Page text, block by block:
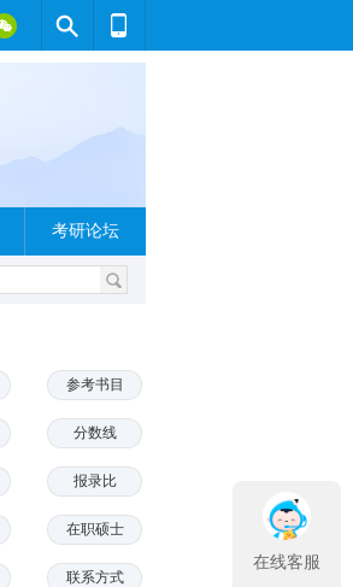
考研论坛
参考书目
分数线
报录比
在职硕士
联系方式
在线客服